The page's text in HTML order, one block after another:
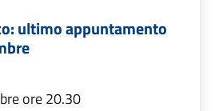
ultimo appuntamento
ore 20.30